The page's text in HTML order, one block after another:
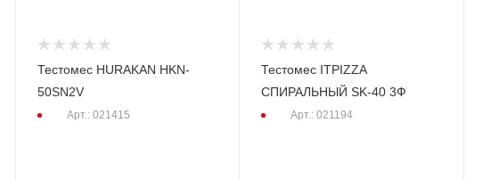
Тестомес HURAKAN HKN-
50SN2V
Арт.: 021415
Тестомес ITPIZZA
СПИРАЛЬНЫЙ SK-40 3Ф
Арт.: 021194